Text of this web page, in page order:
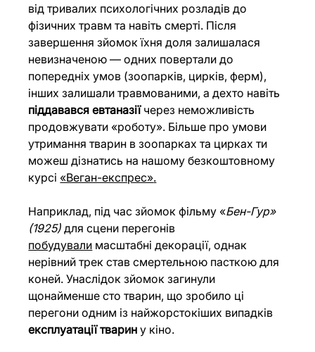
від тривалих психологічних розладів до
фізичних травм та навіть смерті. Після
завершення зйомок їхня доля залишалася
невизначеною — одних повертали до
попередніх умов (зоопарків, цирків, ферм),
інших залишали травмованими, а дехто навіть
піддавався евтаназії через неможливість
продовжувати «роботу». Більше про умови
утримання тварин в зоопарках та цирках ти
можеш дізнатись на нашому безкоштовному
курсі «Веган-експрес».
Наприклад, під час зйомок фільму «Бен-Гур»
(1925) для сцени перегонів
побудували масштабні декорації, однак
нерівний трек став смертельною пасткою для
коней. Унаслідок зйомок загинули
щонайменше сто тварин, що зробило ці
перегони одним із найжорстокіших випадків
експлуатації тварин у кіно.